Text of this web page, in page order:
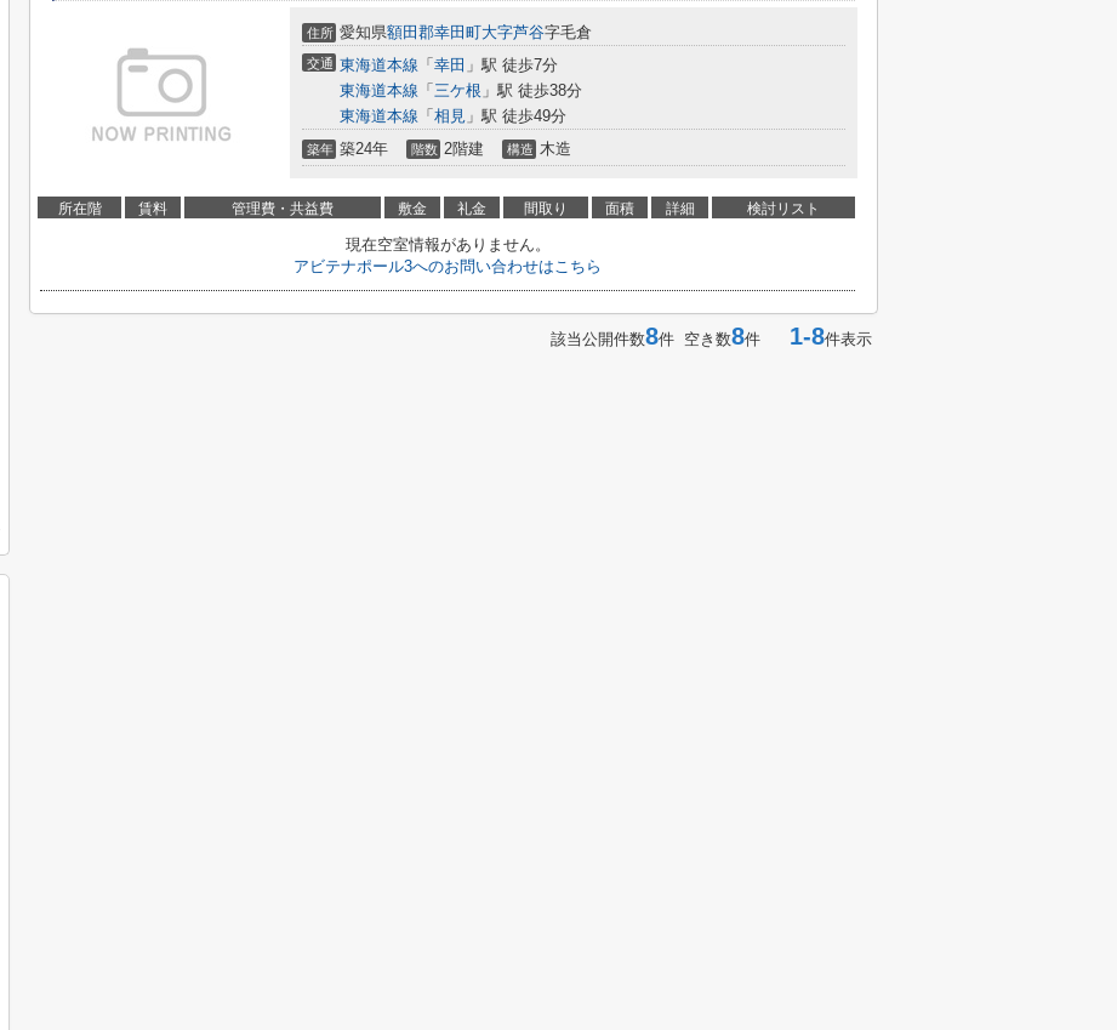
住所 愛知県額田郡幸田町大字芦谷字毛倉
交通 東海道本線 「 幸田 」駅 徒歩7分
東海道本線 「 三ケ根 」駅 徒歩38分
東海道本線 「 相見 」駅 徒歩49分
築年 築24年 階数 2階建 構造 木造
所在階 賃料 管理費・共益費 敷金 礼金 間取り 面積 詳細 検討リスト
現在空室情報がありません。
アビテナポール3へのお問い合わせはこちら
該当公開件数8件 空き数8件 1-8件表示